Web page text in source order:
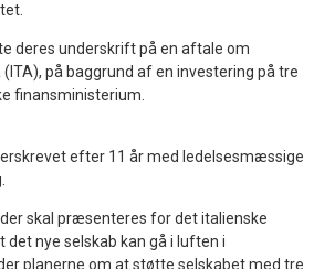
deres underskrift på en aftale om
på baggrund af en investering på tre
finansministerium.
efter 11 år med ledelsesmæssige
skal præsenteres for det italienske
nye selskab kan gå i luften i
planerne om at støtte selskabet med tre